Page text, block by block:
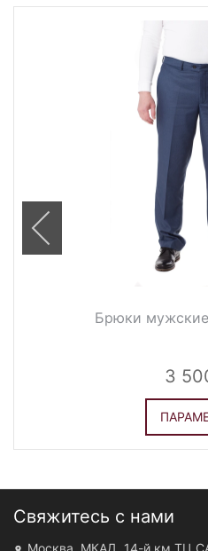
Брюки
3
Свяжитесь с нами
Москва, МКАД, 14-й км ТЦ